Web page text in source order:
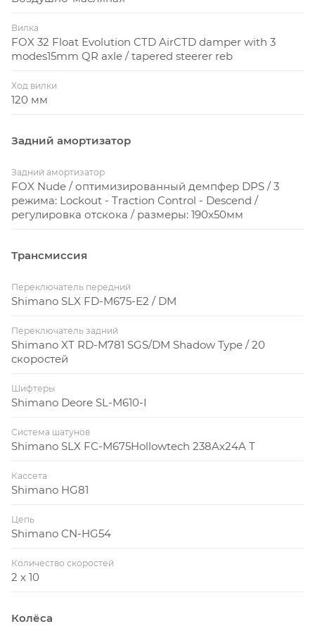
(до 1L), даже на маленьких размерах рам (S)
4. Технология IDS-DL
IDS-SL (Interchangeable Dropout System - Super Light)
задней втулки. Совместима с вариантами осей:
интегрированного «петуха» заднего переключателя
Shiamano, делая конструкцию заднего
переключателя более легкой, жесткой и точной в
работе.
рамы в комбинации с алюминиевым маятником,
контроля работы вилки и амортизатора в трех
режимах TwinLoc, тормоза Shimano disc,
трансмиссия Shimano 2 × 10, передняя и задняя ось
thru axle, компоненты Syncros, доступен на колёсах
27,5 и 29
Вилка
FOX 32 Float Evolution CTD AirCTD damper with 3
modes15mm QR axle / tapered steerer reb
Ход вилки
120 мм
Задний амортизатор
Задний амортизатор
FOX Nude / оптимизированный демпфер DPS / 3
режима: Lockout - Traction Control - Descend /
регулировка отскока / размеры: 190x50мм
Трансмиссия
Переключатель передний
Shimano SLX FD-M675-E2 / DM
Переключатель задний
Shimano XT RD-M781 SGS/DM Shadow Type / 20
скоростей
Шифтеры
Shimano Deore SL-M610-I
Система шатунов
Shimano SLX FC-M675Hollowtech 238Ax24A T
Кассета
Shimano HG81
Цепь
Shimano CN-HG54
Количество скоростей
2 x 10
Колёса